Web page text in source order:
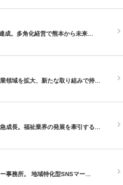
成。多角化経営で熊本から未来…
領域を拡大、新たな取り組みで持…
成長。福祉業界の発展を牽引する…
事務所。 地域特化型SNSマー…